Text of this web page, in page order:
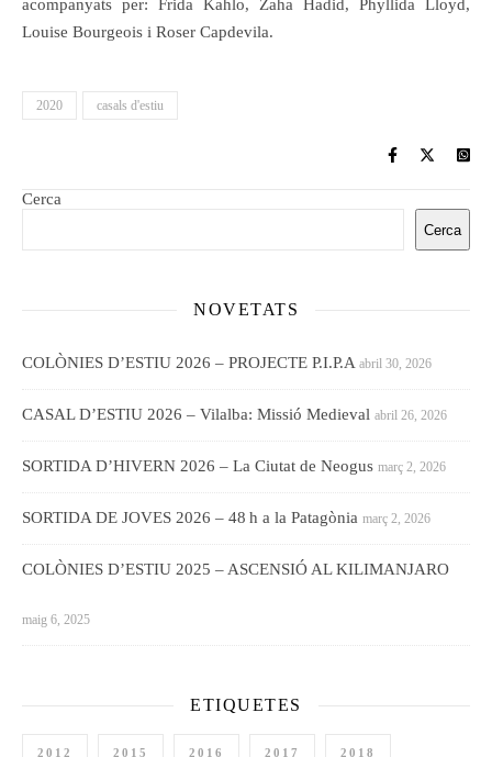
acompanyats per: Frida Kahlo, Zaha Hadid, Phyllida Lloyd,
Louise Bourgeois i Roser Capdevila.
2020 casals d'estiu
Cerca
Cerca
NOVETATS
COLÒNIES D’ESTIU 2026 – PROJECTE P.I.P.A abril 30, 2026
CASAL D’ESTIU 2026 – Vilalba: Missió Medieval abril 26, 2026
SORTIDA D’HIVERN 2026 – La Ciutat de Neogus març 2, 2026
SORTIDA DE JOVES 2026 – 48 h a la Patagònia març 2, 2026
COLÒNIES D’ESTIU 2025 – ASCENSIÓ AL KILIMANJARO
maig 6, 2025
ETIQUETES
2012 2015 2016 2017 2018